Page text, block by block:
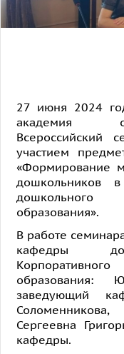
27 июня 2024
академия
Всероссийский
участием
«Формирование
дошкольников в
образования».
В работе
кафедры
образования:
заведующий
Сергеевна
кафедры.